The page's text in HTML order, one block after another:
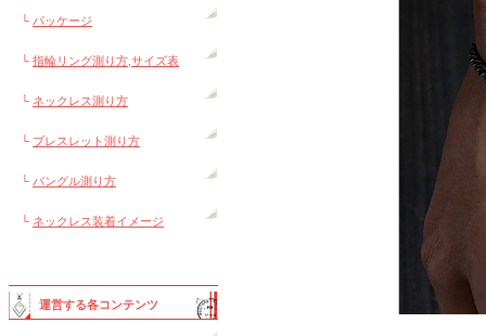
└ パッケージ
└ 指輪リング測り方,サイズ表
└ ネックレス測り方
└ ブレスレット測り方
└ バングル測り方
└ ネックレス装着イメージ
運営する各コンテンツ